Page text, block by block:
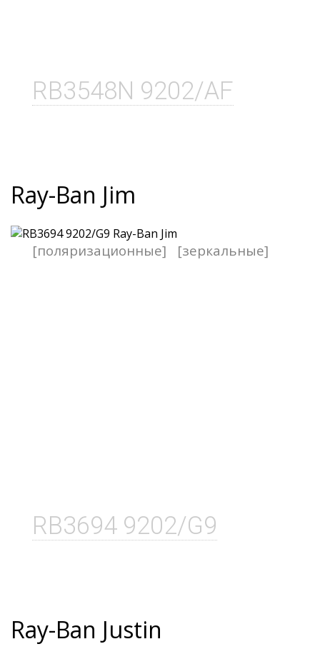
RB3548N 9202/AF
Ray-Ban Jim
RB3694 9202/G9
[поляризационные] [зеркальные]
Ray-Ban Justin